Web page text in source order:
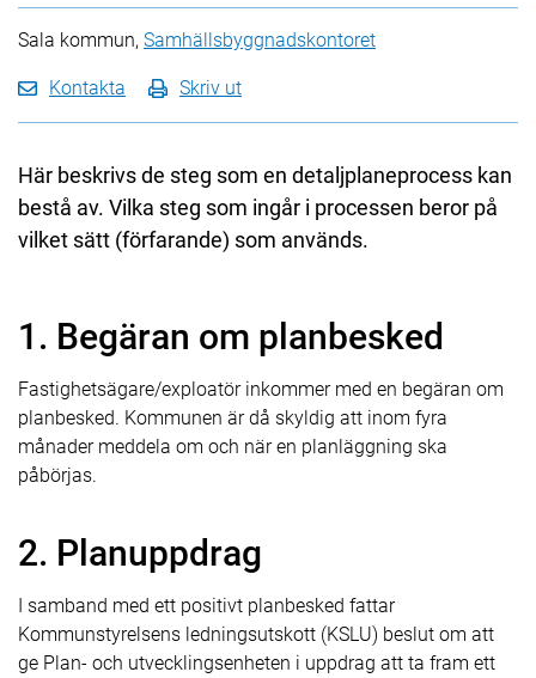
Sala kommun, Samhällsbyggnadskontoret
Kontakta Skriv ut
Här beskrivs de steg som en detaljplaneprocess kan
bestå av. Vilka steg som ingår i processen beror på
vilket sätt (förfarande) som används.
1. Begäran om planbesked
Fastighetsägare/exploatör inkommer med en begäran om
planbesked. Kommunen är då skyldig att inom fyra
månader meddela om och när en planläggning ska
påbörjas.
2. Planuppdrag
I samband med ett positivt planbesked fattar
Kommunstyrelsens ledningsutskott (KSLU) beslut om att
ge Plan- och utvecklingsenheten i uppdrag att ta fram ett